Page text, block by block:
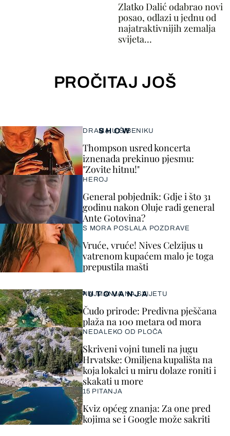
Zlatko Dalić odabrao novi
posao, odlazi u jednu od
najatraktivnijih zemalja
svijeta...
PROČITAJ JOŠ
SHOW
DRAMA U ŠIBENIKU
Thompson usred koncerta
iznenada prekinuo pjesmu:
"Zovite hitnu!"
HEROJ
General pobjednik: Gdje i što 31
godinu nakon Oluje radi general
Ante Gotovina?
S MORA POSLALA POZDRAVE
Vruće, vruće! Nives Celzijus u
vatrenom kupaćem malo je toga
prepustila mašti
PUTOVANJA
NAJMANJA NA SVIJETU
Čudo prirode: Predivna pješčana
plaža na 100 metara od mora
NEDALEKO OD PLOČA
Skriveni vojni tuneli na jugu
Hrvatske: Omiljena kupališta na
koja lokalci u miru dolaze roniti i
skakati u more
15 PITANJA
Kviz općeg znanja: Za one pred
kojima se i Google može sakriti